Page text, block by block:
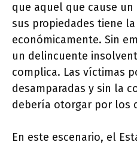
que aquel que cause
sus propiedades tiene
económicamente. Sin
un delincuente
complica. Las víctimas
desamparadas y sin la
debería otorgar por los
En este escenario, el